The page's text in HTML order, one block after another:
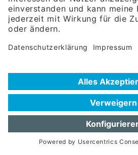
(Festnetz 14 ct/min, Mobil max. 42 ct/min)
Hotline
Datenschutzerklärung
Nutzungsbedingungen
Häufig gestellte Fragen (FAQ)